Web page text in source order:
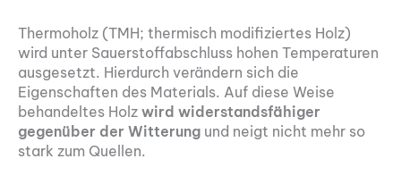
Thermoholz (TMH; thermisch modifiziertes Holz)
wird unter Sauerstoffabschluss hohen Temperaturen
ausgesetzt. Hierdurch verändern sich die
Eigenschaften des Materials. Auf diese Weise
behandeltes Holz wird widerstandsfähiger
gegenüber der Witterung und neigt nicht mehr so
stark zum Quellen.